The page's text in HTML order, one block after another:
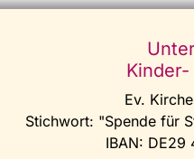
Ev.
Stichwort: "Spende für
IBAN: